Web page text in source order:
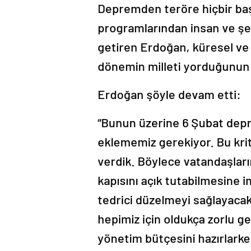
Depremden teröre hiçbir
programlarından insan ve
getiren Erdoğan, küresel
dönemin milleti yorduğunun
Erdoğan şöyle devam etti:
“Bunun üzerine 6 Şubat
eklememiz gerekiyor. Bu
verdik. Böylece
kapısını açık tutabilmesine
tedrici düzelmeyi
hepimiz için oldukça zorlu
yönetim bütçesini